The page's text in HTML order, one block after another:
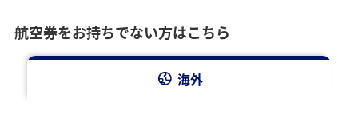
航空券をお持ちでない方はこちら
海外